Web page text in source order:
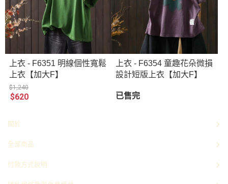
上衣 - F6351 明線個性寬鬆
上衣【加大F】
$1,240
$620
上衣 - F6354 童趣花朵微損
設計短版上衣【加大F】
已售完
關於
全部商品
付款方式說明